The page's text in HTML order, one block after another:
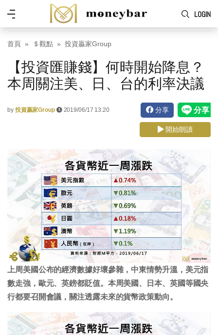
Skip to main content
LOGIN
功
能
表
首頁 ＄觀點 投資贏家Group
【投資匯賺錢】何時開始降息？
本周關注美、日、台的利率決議
by 投資贏家Group 2019/06/17 13:20 分享
開始朗讀
上周美國公布的經濟數據好壞參雜，中東情勢升溫，美元指
數走強，歐元、英鎊都貶值。本周美國、日本、英國等國央
行都要召開會議，關注透露未來的貨幣政策動向。